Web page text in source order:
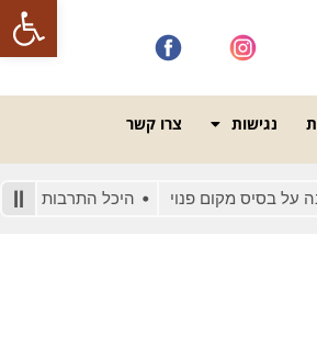
פתח
נגישות צרו קשר
מקום פנוי היכל התרבות מונגש